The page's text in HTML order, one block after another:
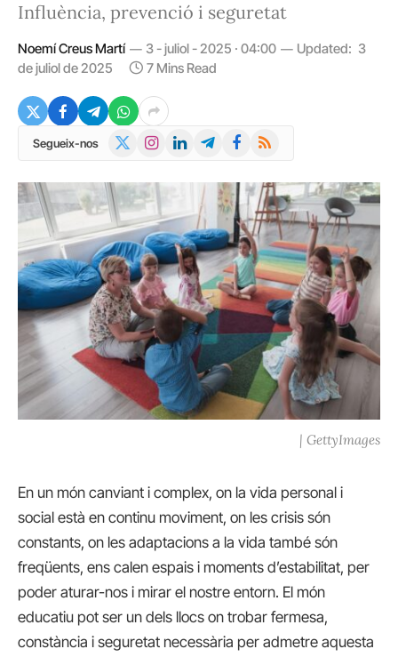
Influència, prevenció i seguretat
Noemí Creus Martí 3 - juliol - 2025 · 04:00 Updated: 3
de juliol de 2025
7 Mins Read
Segueix-nos InstagramLinkedInTelegramFacebook
RSS
| GettyImages
En un món canviant i complex, on la vida personal i
social està en continu moviment, on les crisis són
constants, on les adaptacions a la vida també són
freqüents, ens calen espais i moments d’estabilitat, per
poder aturar-nos i mirar el nostre entorn. El món
educatiu pot ser un dels llocs on trobar fermesa,
constància i seguretat necessària per admetre aquesta